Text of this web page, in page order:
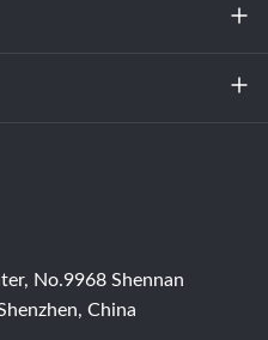
No.9968 Shennan
China